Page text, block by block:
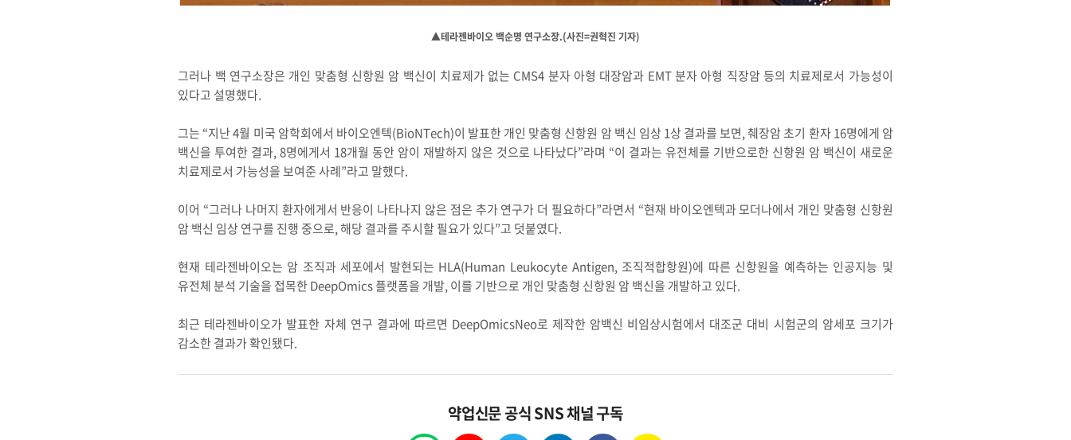
▲테라젠바이오 백순명 연구소장.(사진=권혁진 기자)
그러나 백 연구소장은 개인 맞춤형 신항원 암 백신이 치료제가 없는 CMS4 분자 아형 대장암과 EMT 분자 아형 직장암 등의 치료제로서 가능성이
있다고 설명했다.
그는 “지난 4월 미국 암학회에서 바이오엔텍(BioNTech)이 발표한 개인 맞춤형 신항원 암 백신 임상 1상 결과를 보면, 췌장암 초기 환자 16명에게 암
백신을 투여한 결과, 8명에게서 18개월 동안 암이 재발하지 않은 것으로 나타났다”라며 “이 결과는 유전체를 기반으로한 신항원 암 백신이 새로운
치료제로서 가능성을 보여준 사례”라고 말했다.
이어 “그러나 나머지 환자에게서 반응이 나타나지 않은 점은 추가 연구가 더 필요하다”라면서 “현재 바이오엔텍과 모더나에서 개인 맞춤형 신항원
암 백신 임상 연구를 진행 중으로, 해당 결과를 주시할 필요가 있다”고 덧붙였다.
현재 테라젠바이오는 암 조직과 세포에서 발현되는 HLA(Human Leukocyte Antigen, 조직적합항원)에 따른 신항원을 예측하는 인공지능 및
유전체 분석 기술을 접목한 DeepOmics 플랫폼을 개발, 이를 기반으로 개인 맞춤형 신항원 암 백신을 개발하고 있다.
최근 테라젠바이오가 발표한 자체 연구 결과에 따르면 DeepOmicsNeo로 제작한 암백신 비임상시험에서 대조군 대비 시험군의 암세포 크기가
감소한 결과가 확인됐다.
약업신문 공식 SNS 채널 구독